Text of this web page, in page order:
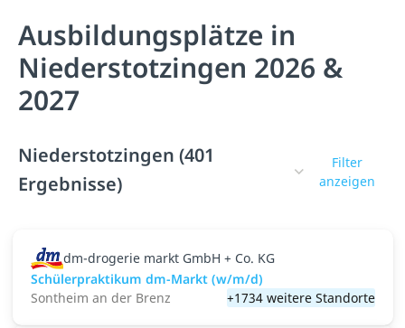
Ausbildungsplätze in
Niederstotzingen 2026 &
2027
Niederstotzingen (401
Ergebnisse)
Filter
anzeigen
dm-drogerie markt GmbH + Co. KG
Schülerpraktikum dm-Markt (w/m/d)
Sontheim an der Brenz
+1734 weitere Standorte